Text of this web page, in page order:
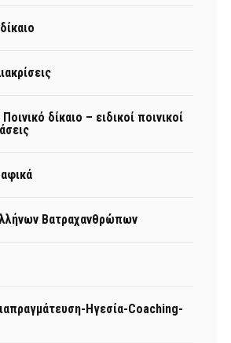
δίκαιο – ειδικοί ποινικοί
Βατραχανθρώπων
Ηγεσία-Coaching-